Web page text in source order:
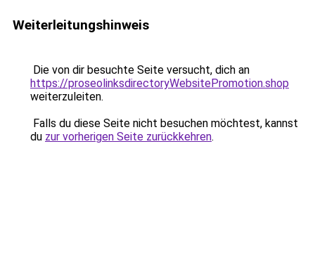
Weiterleitungshinweis
Die von dir besuchte Seite versucht, dich an
https://proseolinksdirectoryWebsitePromotion.shop
weiterzuleiten.
Falls du diese Seite nicht besuchen möchtest, kannst
du zur vorherigen Seite zurückkehren.